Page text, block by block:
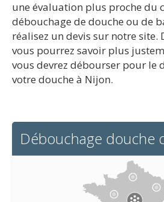
une évaluation plus proche du
débouchage de douche ou de
réalisez un devis sur notre site.
vous pourrez savoir plus
vous devrez débourser pour le
votre douche à Nijon.
Débouchage douche